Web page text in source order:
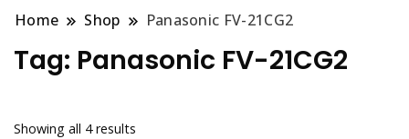
Home Shop Panasonic FV-21CG2
Tag: Panasonic FV-21CG2
Showing all 4 results